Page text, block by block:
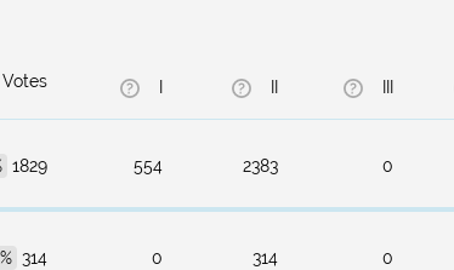
Votes
1829 554 2383 0
314 0 314 0